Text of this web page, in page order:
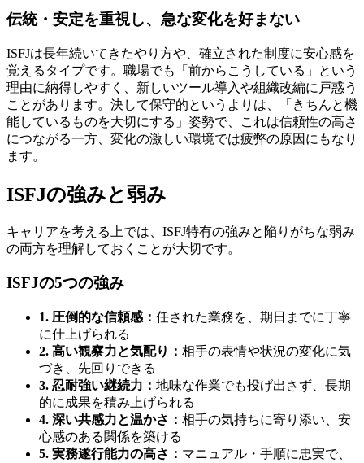
伝統・安定を重視し、急な変化を好まない
ISFJは長年続いてきたやり方や、確立された制度に安心感を
覚えるタイプです。職場でも「前からこうしている」という
理由に納得しやすく、新しいツール導入や組織改編に戸惑う
ことがあります。決して保守的というよりは、「きちんと機
能しているものを大切にする」姿勢で、これは信頼性の高さ
につながる一方、変化の激しい環境では疲弊の原因にもなり
ます。
ISFJの強みと弱み
キャリアを考える上では、ISFJ特有の強みと陥りがちな弱み
の両方を理解しておくことが大切です。
ISFJの5つの強み
1. 圧倒的な信頼感： 任された業務を、期日までに丁寧
に仕上げられる
2. 高い観察力と気配り： 相手の表情や状況の変化に気
づき、先回りできる
3. 忍耐強い継続力： 地味な作業でも投げ出さず、長期
的に成果を積み上げられる
4. 深い共感力と温かさ： 相手の気持ちに寄り添い、安
心感のある関係を築ける
5. 実務遂行能力の高さ： マニュアル・手順に忠実で、